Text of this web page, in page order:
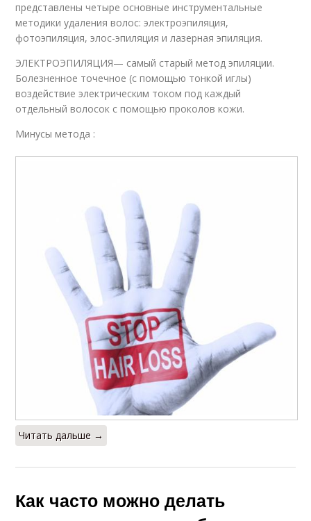
представлены четыре основные инструментальные
методики удаления волос: электроэпиляция,
фотоэпиляция, элос-эпиляция и лазерная эпиляция.
ЭЛЕКТРОЭПИЛЯЦИЯ— самый старый метод эпиляции.
Болезненное точечное (с помощью тонкой иглы)
воздействие электрическим током под каждый
отдельный волосок с помощью проколов кожи.
Минусы метода :
Читать дальше →
Как часто можно делать